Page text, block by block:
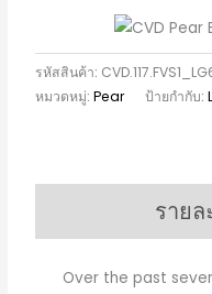
รหัสสินค้า:
หมวดหมู่:Pear ป้ายกำกับ:
รายล
Over the past